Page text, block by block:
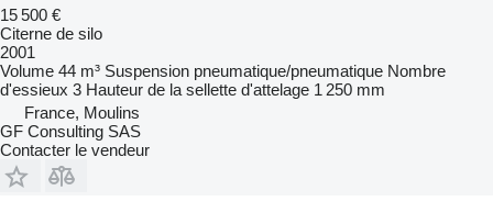
15 500 €
Citerne de silo
2001
Volume 44 m³ Suspension pneumatique/pneumatique Nombre
d'essieux 3 Hauteur de la sellette d'attelage 1 250 mm
France, Moulins
GF Consulting SAS
Contacter le vendeur